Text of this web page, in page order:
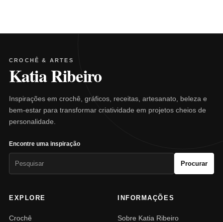
CROCHÊ & ARTES
Katia Ribeiro
Inspirações em crochê, gráficos, receitas, artesanato, beleza e
bem-estar para transformar criatividade em projetos cheios de
personalidade.
Encontre uma inspiração
Procurar
EXPLORE
Crochê
INFORMAÇÕES
Sobre Katia Ribeiro